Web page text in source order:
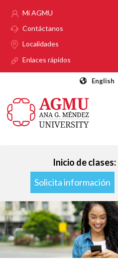
Mi AGMU
Contáctanos
Localidades
Enlaces rápidos
English
Inicio de clases:
Solicita información